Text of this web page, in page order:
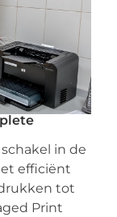
in de
efficiënt
tot
Print